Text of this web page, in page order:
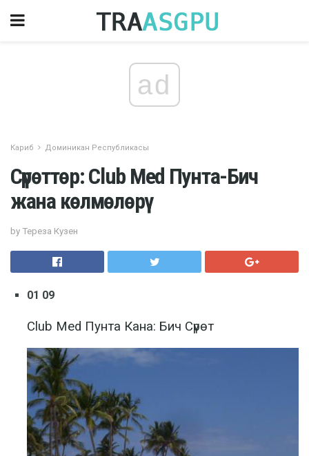
ad
Кариб Доминикан Республикасы
Сүрөттөр: Club Med Пунта-Бич
жана көлмөлөрү
by Тереза ​​Кузен
01 09
Club Med Пунта Кана: Бич Сүрөт